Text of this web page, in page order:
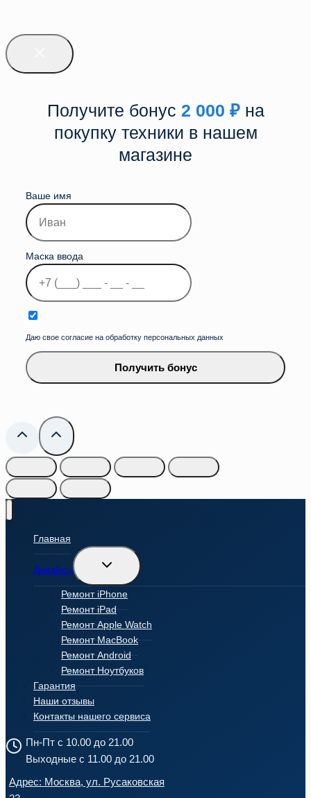
Получите бонус 2 000 ₽на
покупку техники в нашем
магазине
Ваше имя
Маска ввода
Даю свое согласие на обработку персональных данных
Получить бонус
Главная
Девайсы
Переключить
дочернее
меню
Ремонт iPhone
Ремонт iPad
Ремонт Apple Watch
Ремонт MacBook
Ремонт Android
Ремонт Ноутбуков
Гарантия
Наши отзывы
Контакты нашего сервиса
Пн-Пт с 10.00 до 21.00
Выходные с 11.00 до 21.00
Адрес: Москва, ул. Русаковская